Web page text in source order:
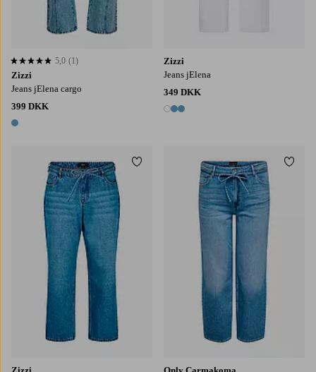
Zizzi
Jeans jElena cargo
399 DKK
1 farve
5,0 baseret på 1 bedømmelser
5,0 (1)
Zizzi
Jeans jElena
349 DKK
3 farver
Tilføj til favoritter